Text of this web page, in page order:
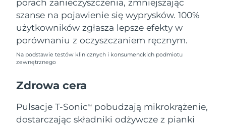
porach zanieczyszczenia, zmniejszając
szanse na pojawienie się wyprysków. 100%
użytkowników zgłasza lepsze efekty w
porównaniu z oczyszczaniem ręcznym.
Na podstawie testów klinicznych i konsumenckich podmiotu
zewnętrznego
Zdrowa cera
Pulsacje T-SonicTM
pobudzają mikrokrążenie,
dostarczając składniki odżywcze z pianki
Holandia
Oczekiwany czas dostawy
Nowa Zelandia
Oczekiwany czas dostawy
Norwegia
Oman
Oczekiwany czas dostawy
8/11/26